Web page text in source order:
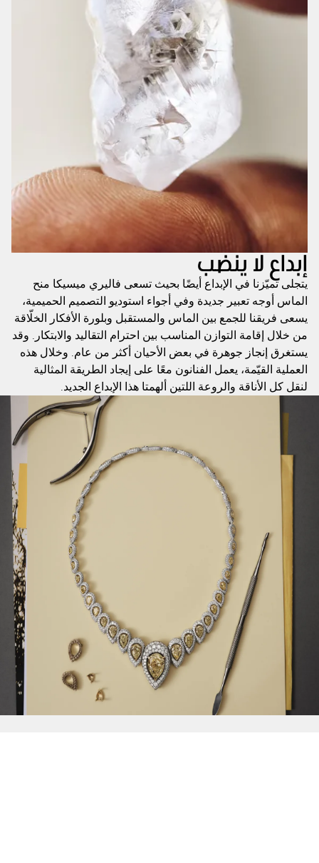
إبداع لا ينضب
يتجلى تميّزنا في الإبداع أيضًا بحيث تسعى فاليري ميسيكا منح
الماس أوجه تعبير جديدة وفي أجواء استوديو التصميم الحميمية،
يسعى فريقنا للجمع بين الماس والمستقبل وبلورة الأفكار الخلّاقة
من خلال إقامة التوازن المناسب بين احترام التقاليد والابتكار. وقد
يستغرق إنجاز جوهرة في بعض الأحيان أكثر من عام. وخلال هذه
العملية القيّمة، يعمل الفنانون معًا على إيجاد الطريقة المثالية
لنقل كل الأناقة والروعة اللتين ألهمتا هذا الإبداع الجديد.